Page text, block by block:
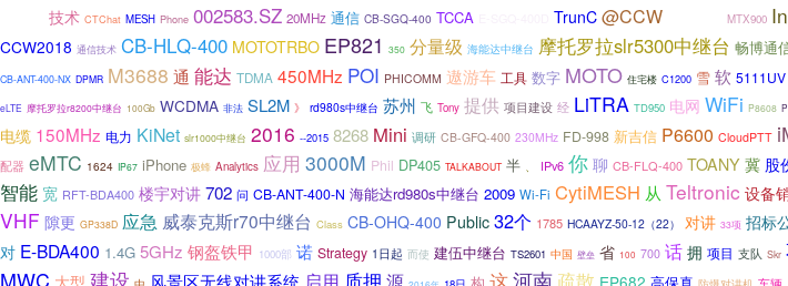
技术 CTChat MESH Phone 002583.SZ 20MHz 通信 CB-SGQ-400 TCCA TrunC @CCW MTX900
CCW2018 通信技术 CB-HLQ-400 MOTOTRBO EP821 350 分量级 海能达中继台 摩托罗拉slr5300中继台 畅博通
CB-ANT-400-NX DPMR M3688 通 能达 TDMA 450MHz POI PHICOMM 遨游车 工具 数字 MOTO 住宅楼 C1200 雪 软 5111UV
eLTE 摩托罗拉r8200中继台 100Gb WCDMA 非法 SL2M 》 rd980s中继台 苏州 飞 Tony 提供 项目建设 经 LiTRA TD950 电网 WiFi P8608
电缆 150MHz 电力 KiNet slr1000中继台 2016 --2015 8268 Mini 调研 CB-GFQ-400 230MHz FD-998 新吉信 P6600 CloudPTT
配器 eMTC 1624 IP67 iPhone 极蜂 Analytics 应用 3000M Phil DP405 TALKABOUT 半 、 IPv6 你 聊 CB-FLQ-400 TOANY 冀 股
智能 宽 RFT-BDA400 楼宇对讲 702 问 CB-ANT-400-N 海能达rd980s中继台 2009 Wi-Fi CytiMESH 从 Teltronic 设备
VHF 隙更 GP338D 应急 威泰克斯r70中继台 Class CB-OHQ-400 Public 32个 1785 HCAAYZ-50-12（22） 对讲 33项 招标
对 E-BDA400 1.4G 5GHz 钢盔铁甲 1000部 诺 Strategy 1日起 而使 建伍中继台 TS2601 中国 壁垒 省 100 700 话 拥 项目 支队 Skr
MWC 大型 建设 风景区无线对讲系统 质押 这河南 疏散 EP682